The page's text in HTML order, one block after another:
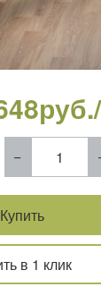
Купить
в 1 клик